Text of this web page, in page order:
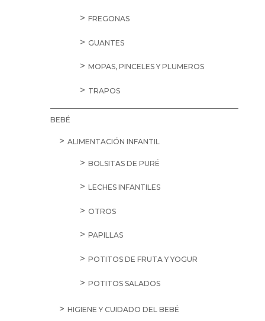
FREGONAS
GUANTES
MOPAS, PINCELES Y PLUMEROS
TRAPOS
BEBÉ
ALIMENTACIÓN INFANTIL
BOLSITAS DE PURÉ
LECHES INFANTILES
OTROS
PAPILLAS
POTITOS DE FRUTA Y YOGUR
POTITOS SALADOS
HIGIENE Y CUIDADO DEL BEBÉ